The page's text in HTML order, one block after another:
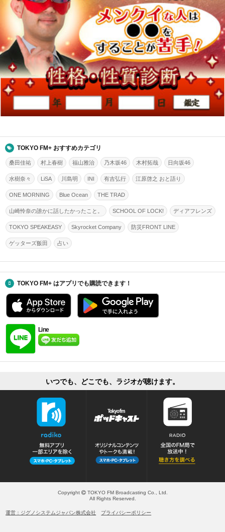
TOKYO FM+ おすすめカテゴリ
桑田佳祐 村上春樹 福山雅治 乃木坂46 木村拓哉 日向坂46
水樹奈々 LiSA 川島明 INI 有吉弘行 江原啓之 おと語り
ONE MORNING Blue Ocean THE TRAD
山崎怜奈の誰かに話したかったこと。 SCHOOL OF LOCK! ディアフレンズ
TOKYO SPEAKEASY Skyrocket Company 防災FRONT LINE
ゲッターズ飯田 占い
TOKYO FM+ はアプリでも購読できます！
Line
いつでも、どこでも、ラジオが聴けます。
Copyright
TOKYO FM Broadcasting Co., Ltd.
All Rights Reserved.
運営：ジグノシステムジャパン株式会社 プライバシーポリシー